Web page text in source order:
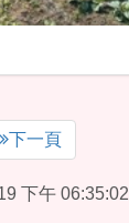
下一頁
下午 06:35:02